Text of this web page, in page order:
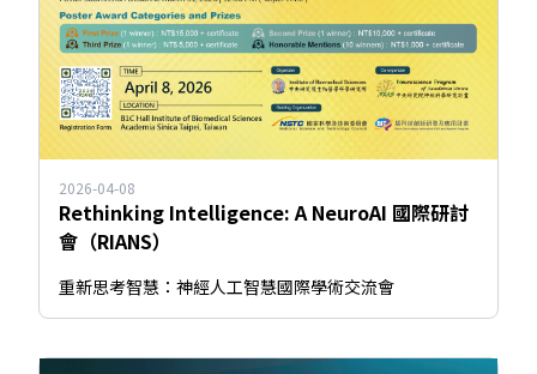
2026-04-08
Rethinking Intelligence: A NeuroAI 國際研討
會（RIANS）
重新思考智慧：神經人工智慧國際學術交流會